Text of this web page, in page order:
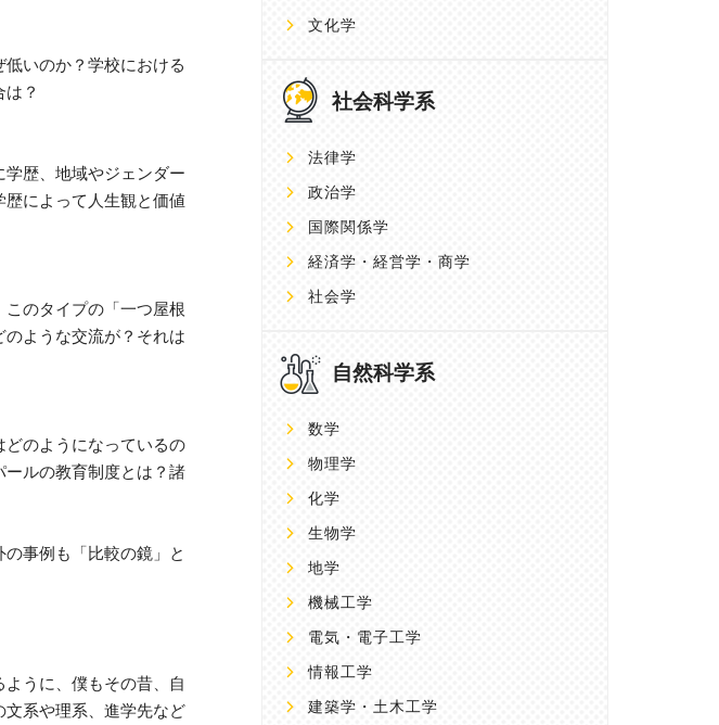
いのか？学校における
？
歴、地域やジェンダー
によって人生観と価値
のタイプの「一つ屋根
ような交流が？それは
のようになっているの
ルの教育制度とは？諸
事例も「比較の鏡」と
うに、僕もその昔、自
系や理系、進学先など
文化学
社会科学系
法律学
政治学
国際関係学
経済学・経営学・商学
社会学
自然科学系
数学
物理学
化学
生物学
地学
機械工学
電気・電子工学
情報工学
建築学・土木工学